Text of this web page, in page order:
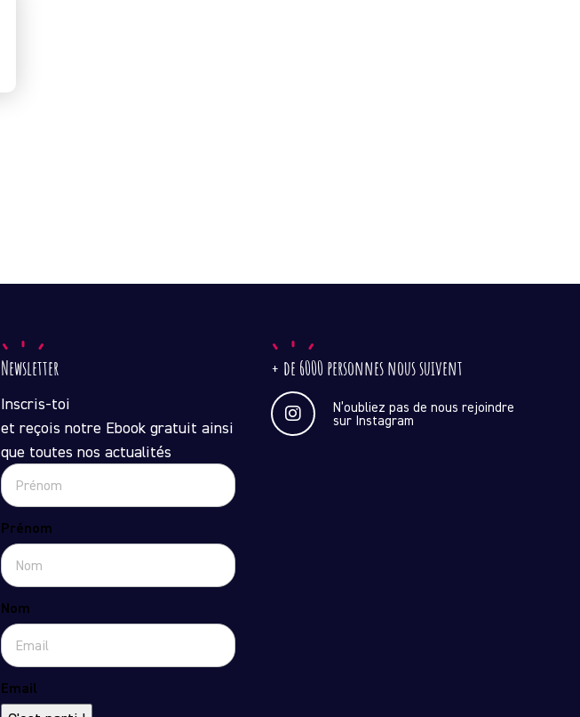
Newsletter
Inscris-toi
et reçois notre Ebook gratuit ainsi
que toutes nos actualités
Prénom
Nom
Email
+ de 6000 personnes nous suivent
N’oubliez pas de nous rejoindre
sur Instagram